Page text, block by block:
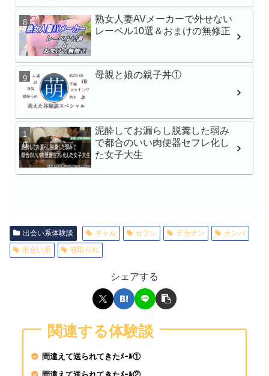
熟女人妻AVメーカーで外せない
レーベル10選＆おまけの無修正
母親と娘の親子丼①
泥酔してお漏らし脱糞した弱み
で都合のいい肉便器セフレ化し
た女子大生
学校帰りナンパでガチ
渉 みなちゃん シロウ
出しハメ撮り 青山な
人
出会い系体験談 ギャル セフレ デカチン
ナンパ
出会い系
寝取られ
シェアする
関連する体験談
間違えて送られてきたﾒｰﾙ①